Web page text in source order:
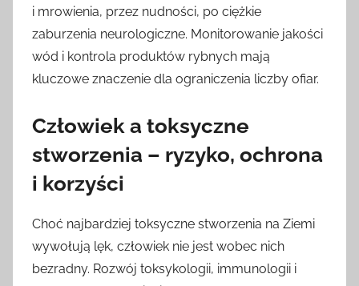
i mrowienia, przez nudności, po ciężkie
zaburzenia neurologiczne. Monitorowanie jakości
wód i kontrola produktów rybnych mają
kluczowe znaczenie dla ograniczenia liczby ofiar.
Człowiek a toksyczne
stworzenia – ryzyko, ochrona
i korzyści
Choć najbardziej toksyczne stworzenia na Ziemi
wywołują lęk, człowiek nie jest wobec nich
bezradny. Rozwój toksykologii, immunologii i